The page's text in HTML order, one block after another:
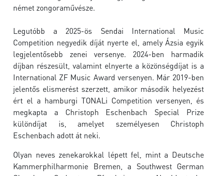
német zongoraművésze.
Legutóbb a 2025-ös Sendai International Music
Competition negyedik díját nyerte el, amely Ázsia egyik
legjelentősebb zenei versenye. 2024-ben harmadik
díjban részesült, valamint elnyerte a közönségdíjat is a
International ZF Music Award versenyen. Már 2019-ben
jelentős elismerést szerzett, amikor második helyezést
ért el a hamburgi TONALi Competition versenyen, és
megkapta a Christoph Eschenbach Special Prize
különdíjat is, amelyet személyesen Christoph
Eschenbach adott át neki.
Olyan neves zenekarokkal lépett fel, mint a Deutsche
Kammerphilharmonie Bremen , a Southwest German